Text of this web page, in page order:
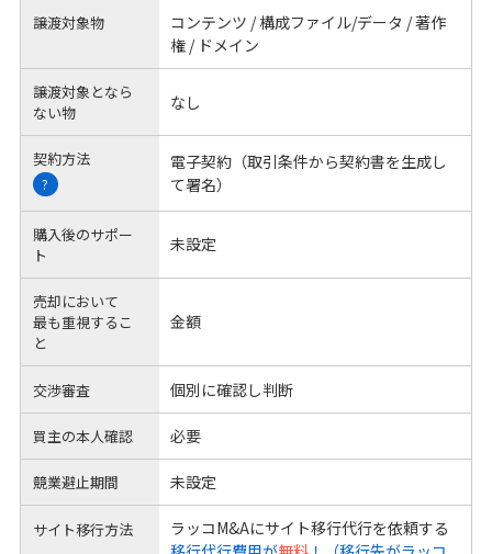
譲渡対象物
コンテンツ / 構成ファイル/データ / 著作
権 / ドメイン
譲渡対象となら
ない物
なし
契約方法
?
電子契約（取引条件から契約書を生成し
て署名）
購入後のサポー
ト
未設定
売却において
最も重視するこ
と
金額
交渉審査 個別に確認し判断
買主の本人確認 必要
競業避止期間 未設定
サイト移行方法
ラッコM&Aにサイト移行代行を依頼する